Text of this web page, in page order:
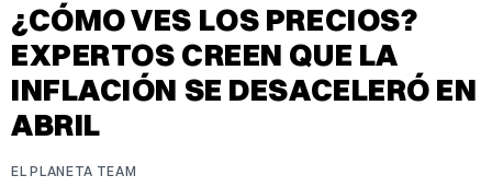
¿CÓMO VES LOS PRECIOS?
EXPERTOS CREEN QUE LA
INFLACIÓN SE DESACELERÓ EN
ABRIL
EL PLANETA TEAM